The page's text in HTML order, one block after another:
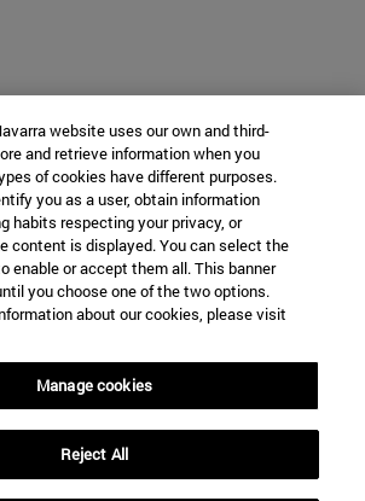
de cookies
website uses our own and third-
and retrieve information when you
of cookies have different purposes.
you as a user, obtain information
habits respecting your privacy, or
content is displayed. You can select the
enable or accept them all. This banner
you choose one of the two options.
about our cookies, please visit
Manage cookies
Reject All